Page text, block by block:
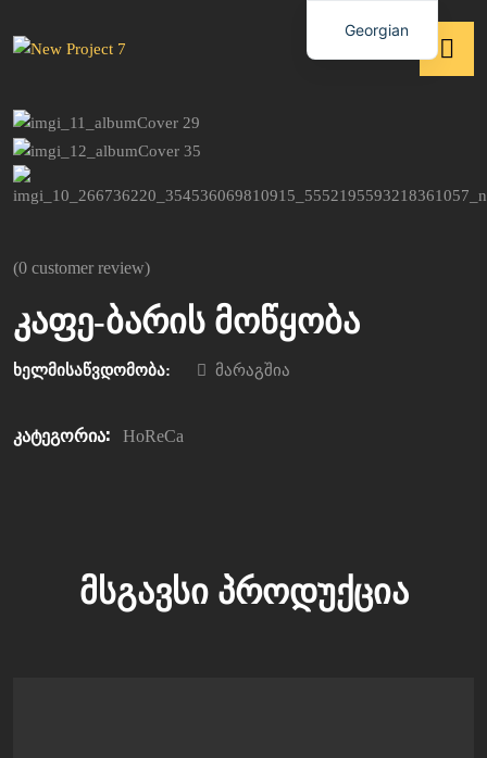
(0 customer review)
კაფე-ბარის მოწყობა
ხელმისაწვდომობა: მარაგშია
კატეგორია: HoReCa
ᲛᲡᲒᲐᲕᲡᲘ ᲞᲠᲝᲓᲣᲥᲪᲘᲐ
Georgian